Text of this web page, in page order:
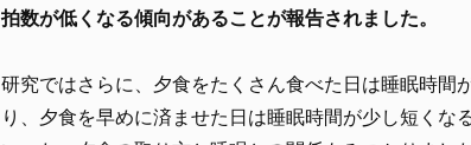
拍数が低くなる傾向があることが報告されました。
研究ではさらに、夕食をたくさん食べた日は睡眠時間
り、夕食を早めに済ませた日は睡眠時間が少し短くな